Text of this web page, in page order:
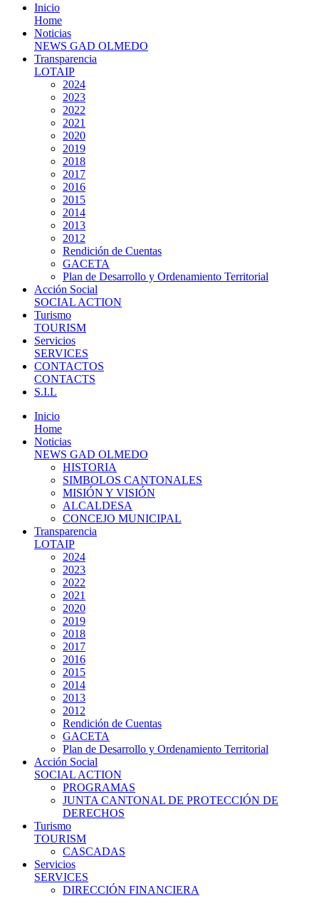
Inicio
Home
Noticias
NEWS GAD OLMEDO
Transparencia
LOTAIP
2024
2023
2022
2021
2020
2019
2018
2017
2016
2015
2014
2013
2012
Rendición de Cuentas
GACETA
Plan de Desarrollo y Ordenamiento Territorial
Acción Social
SOCIAL ACTION
Turismo
TOURISM
Servicios
SERVICES
CONTACTOS
CONTACTS
S.I.L
Inicio
Home
Noticias
NEWS GAD OLMEDO
HISTORIA
SIMBOLOS CANTONALES
MISIÓN Y VISIÓN
ALCALDESA
CONCEJO MUNICIPAL
Transparencia
LOTAIP
2024
2023
2022
2021
2020
2019
2018
2017
2016
2015
2014
2013
2012
Rendición de Cuentas
GACETA
Plan de Desarrollo y Ordenamiento Territorial
Acción Social
SOCIAL ACTION
PROGRAMAS
JUNTA CANTONAL DE PROTECCIÓN DE
DERECHOS
Turismo
TOURISM
CASCADAS
Servicios
SERVICES
DIRECCIÓN FINANCIERA